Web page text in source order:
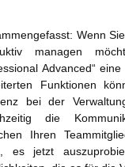
Wenn
managen
Advanced“
Funktionen
bei der
die
Ihren
es jetzt